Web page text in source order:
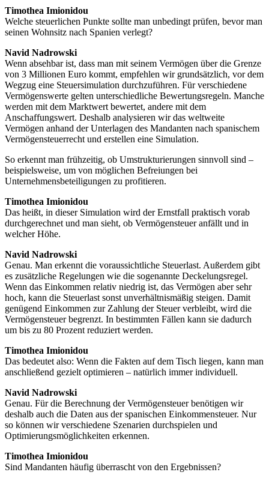
Timothea Imionidou
Welche steuerlichen Punkte sollte man unbedingt prüfen, bevor man
seinen Wohnsitz nach Spanien verlegt?
Navid Nadrowski
Wenn absehbar ist, dass man mit seinem Vermögen über die Grenze
von 3 Millionen Euro kommt, empfehlen wir grundsätzlich, vor dem
Wegzug eine Steuersimulation durchzuführen. Für verschiedene
Vermögenswerte gelten unterschiedliche Bewertungsregeln. Manche
werden mit dem Marktwert bewertet, andere mit dem
Anschaffungswert. Deshalb analysieren wir das weltweite
Vermögen anhand der Unterlagen des Mandanten nach spanischem
Vermögensteuerrecht und erstellen eine Simulation.
So erkennt man frühzeitig, ob Umstrukturierungen sinnvoll sind –
beispielsweise, um von möglichen Befreiungen bei
Unternehmensbeteiligungen zu profitieren.
Timothea Imionidou
Das heißt, in dieser Simulation wird der Ernstfall praktisch vorab
durchgerechnet und man sieht, ob Vermögensteuer anfällt und in
welcher Höhe.
Navid Nadrowski
Genau. Man erkennt die voraussichtliche Steuerlast. Außerdem gibt
es zusätzliche Regelungen wie die sogenannte Deckelungsregel.
Wenn das Einkommen relativ niedrig ist, das Vermögen aber sehr
hoch, kann die Steuerlast sonst unverhältnismäßig steigen. Damit
genügend Einkommen zur Zahlung der Steuer verbleibt, wird die
Vermögensteuer begrenzt. In bestimmten Fällen kann sie dadurch
um bis zu 80 Prozent reduziert werden.
Timothea Imionidou
Das bedeutet also: Wenn die Fakten auf dem Tisch liegen, kann man
anschließend gezielt optimieren – natürlich immer individuell.
Navid Nadrowski
Genau. Für die Berechnung der Vermögensteuer benötigen wir
deshalb auch die Daten aus der spanischen Einkommensteuer. Nur
so können wir verschiedene Szenarien durchspielen und
Optimierungsmöglichkeiten erkennen.
Timothea Imionidou
Sind Mandanten häufig überrascht von den Ergebnissen?